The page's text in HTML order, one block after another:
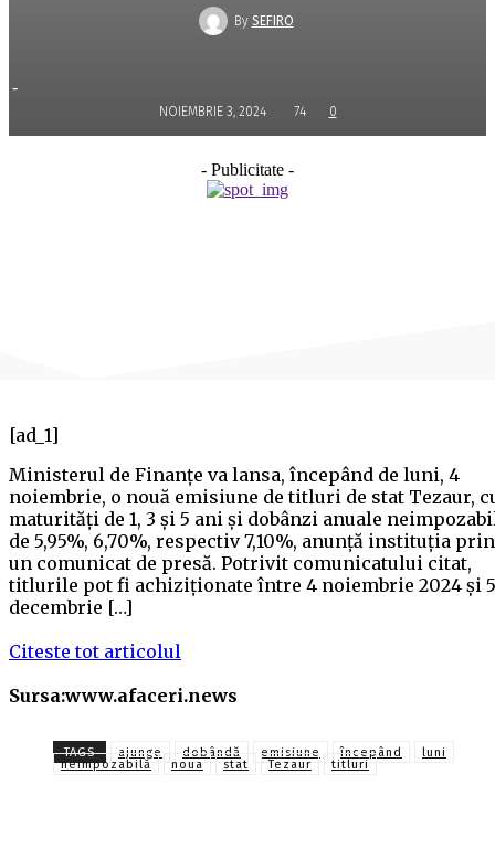
By SEFIRO
-
NOIEMBRIE 3, 2024 74 0
- Publicitate -
[ad_1]
Ministerul de Finanțe va lansa, începând de luni, 4
noiembrie, o nouă emisiune de titluri de stat Tezaur,
maturităţi de 1, 3 şi 5 ani şi dobânzi anuale
de 5,95%, 6,70%, respectiv 7,10%, anunță instituția
un comunicat de presă. Potrivit comunicatului citat,
titlurile pot fi achiziționate între 4 noiembrie 2024 și 5
decembrie […]
Citeste tot articolul
Sursa:www.afaceri.news
TAGS ajunge dobândă emisiune începând
luni
neimpozabilă
noua stat Tezaur titluri